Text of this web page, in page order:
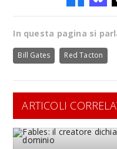
In questa pagina si
Bill Gates Red Tacton
ARTICOLI